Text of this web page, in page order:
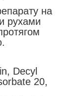
на
рухами
Decyl
20,